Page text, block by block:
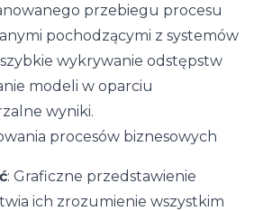
przebiegu procesu
pochodzącymi z systemów
wykrywanie odstępstw
modeli w oparciu
wyniki.
procesów biznesowych
: Graficzne przedstawienie
ich zrozumienie wszystkim